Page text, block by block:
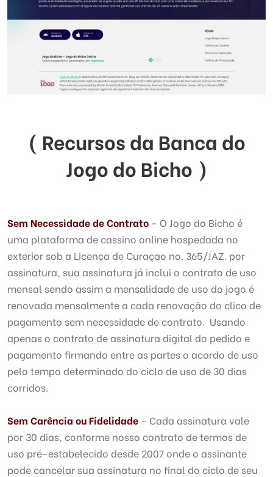
( Recursos da Banca do
Jogo do Bicho )
Sem Necessidade de Contrato - O Jogo do Bicho é
uma plataforma de cassino online hospedada no
exterior sob a Licença de Curaçao no. 365/JAZ. por
assinatura, sua assinatura já inclui o contrato de uso
mensal sendo assim a mensalidade de uso do jogo é
renovada mensalmente a cada renovação do clico de
pagamento sem necessidade de contrato. Usando
apenas o contrato de assinatura digital do pedido e
pagamento firmando entre as partes o acordo de uso
pelo tempo determinado do ciclo de uso de 30 dias
corridos.
Sem Carência ou Fidelidade - Cada assinatura vale
por 30 dias, conforme nosso contrato de termos de
uso pré-estabelecido desde 2007 onde o assinante
pode cancelar sua assinatura no final do ciclo de seu